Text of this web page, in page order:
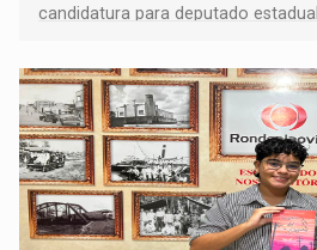
candidatura para deputado estadual